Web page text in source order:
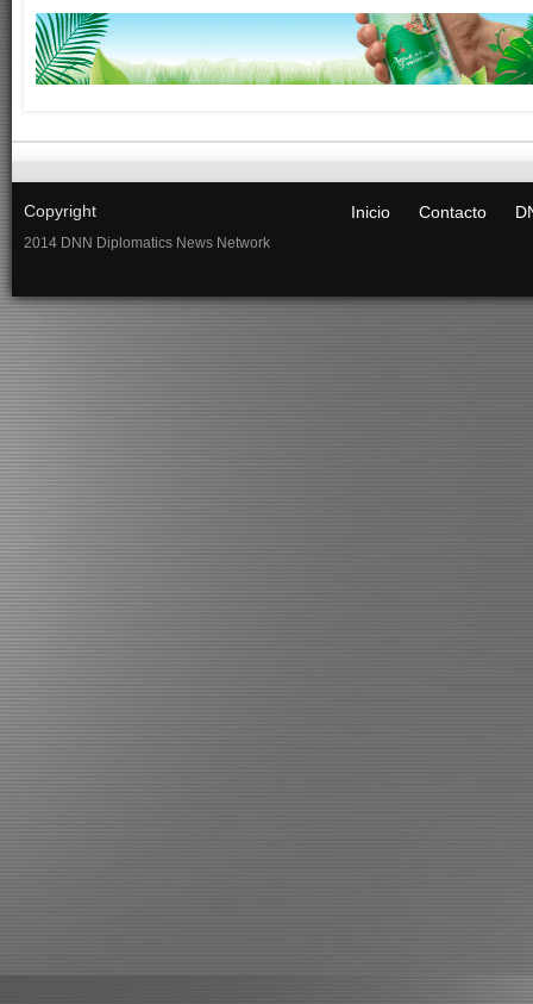
Copyright
2014 DNN Diplomatics News Network
Inicio Contacto